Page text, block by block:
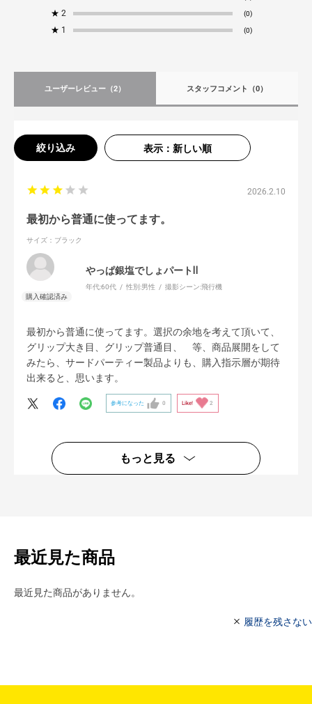
★ 2 (0)
★ 1 (0)
ユーザーレビュー （2） スタッフコメント （0）
絞り込み 表示：新しい順
2026.2.10
最初から普通に使ってます。
サイズ：ブラック
やっぱ銀塩でしょパートⅡ
年代:60代 性別:男性 撮影シーン:飛行機
最初から普通に使ってます。選択の余地を考えて頂いて、
グリップ大き目、グリップ普通目、 等、商品展開をして
みたら、サードパーティー製品よりも、購入指示層が期待
出来ると、思います。
参考になった 0 Like! 2
もっと見る
最近見た商品
最近見た商品がありません。
履歴を残さない